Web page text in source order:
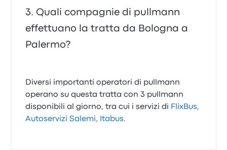
Quali compagnie di pullmann
effettuano la tratta da Bologna a
Palermo?
Diversi importanti operatori di pullmann
operano su questa tratta con 3 pullmann
disponibili al giorno, tra cui i servizi di FlixBus,
Autoservizi Salemi, Itabus.